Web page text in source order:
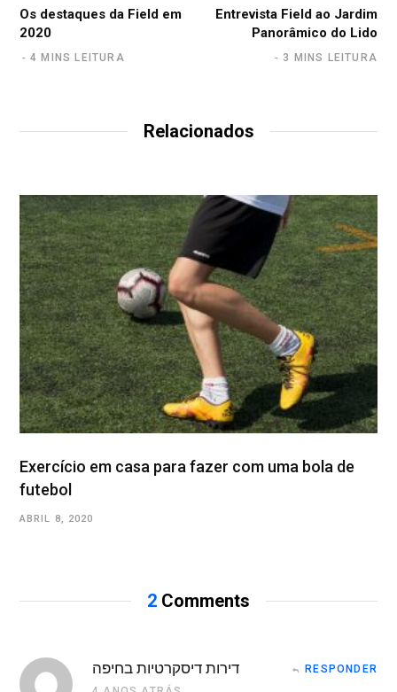
Os destaques da Field em
2020
4 MINS LEITURA
Entrevista Field ao Jardim
Panorâmico do Lido
3 MINS LEITURA
Relacionados
Exercício em casa para fazer com uma bola de
futebol
ABRIL 8, 2020
2 Comments
דירות דיסקרטיות בחיפה RESPONDER